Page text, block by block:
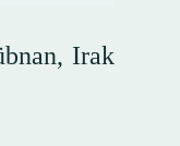
Irak